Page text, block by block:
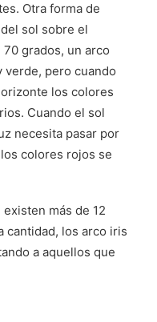
Otra forma de
sol sobre el
grados, un arco
verde, pero cuando
los colores
Cuando el sol
necesita pasar por
colores rojos se
más de 12
cantidad, los arco iris
a aquellos que